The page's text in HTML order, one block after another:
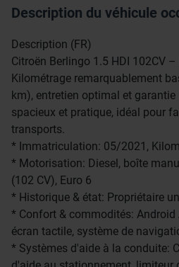
Description du véhicule
Description (FR)
Citroën Berlingo 1.5 HDI 102CV
Kilométrage remarquablement
km), entretien optimal et
spacieux et pratique, idéal pour
transports.
* Immatriculation: 05/2021,
* Motorisation: Diesel, boîte
(102 CV), Euro 6
* Historique & état: Propriétaire
* Confort & commodités: Android
écran tactile, système de
* Systèmes d'aide à la conduite: